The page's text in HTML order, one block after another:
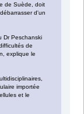
de Suède, doit
d'un
Dr Peschanski
de
explique le
importée
et le